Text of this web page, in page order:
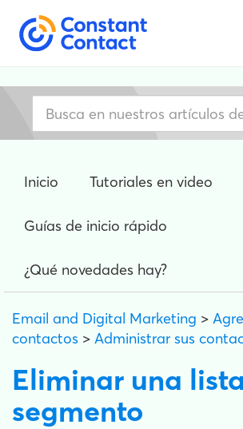
Inicio Tutoriales en video
Guías de inicio rápido
¿Qué novedades hay?
Email and Digital Marketing >
contactos > Administrar sus
Eliminar una
segmento